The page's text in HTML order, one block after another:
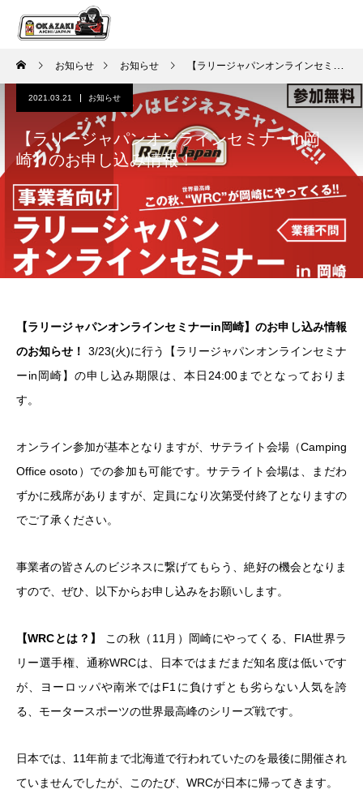
お知らせ お知らせ 【ラリージャパンオンラインセミナーin岡崎】のお申し込み情報！
2021.03.21 お知らせ
【ラリージャパンオンラインセミナーin岡
崎】のお申し込み情報！
【ラリージャパンオンラインセミナーin岡崎】のお申し込み情報
のお知らせ！
3/23(火)に行う【ラリージャパンオンラインセミナ
ーin岡崎】の申し込み期限は、本日24:00までとなっておりま
す。
オンライン参加が基本となりますが、サテライト会場（Camping
Office osoto）での参加も可能です。サテライト会場は、まだわ
ずかに残席がありますが、定員になり次第受付終了となりますの
でご了承ください。
事業者の皆さんのビジネスに繋げてもらう、絶好の機会となりま
すので、ぜひ、以下からお申し込みをお願いします。
【WRCとは？】
この秋（11月）岡崎にやってくる、FIA世界ラ
リー選手権、通称WRCは、日本ではまだまだ知名度は低いです
が、ヨーロッパや南米ではF1に負けずとも劣らない人気を誇
る、モータースポーツの世界最高峰のシリーズ戦です。
日本では、11年前まで北海道で行われていたのを最後に開催され
ていませんでしたが、このたび、WRCが日本に帰ってきます。